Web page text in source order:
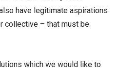
have legitimate aspirations
collective – that must be
which we would like to